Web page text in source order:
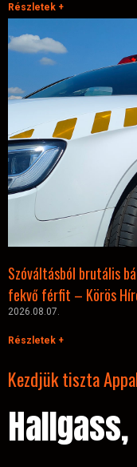
Részletek +
Szóváltásból brutális
fekvő férfit – Körös
2026.08.07.
Részletek +
Kezdjük tiszta